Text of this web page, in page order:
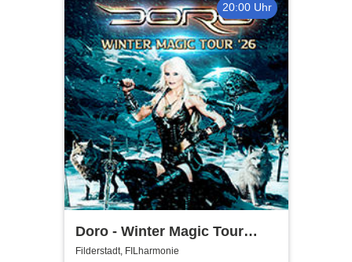
20:00 Uhr
Doro - Winter Magic Tour
2026
Filderstadt, FILharmonie